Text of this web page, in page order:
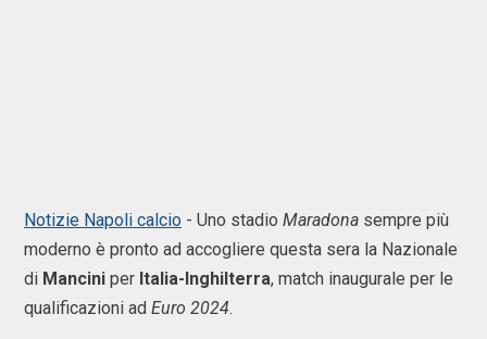
Notizie Napoli calcio - Uno stadio Maradona sempre più
moderno è pronto ad accogliere questa sera la Nazionale
di Mancini per Italia-Inghilterra, match inaugurale per le
qualificazioni ad Euro 2024.